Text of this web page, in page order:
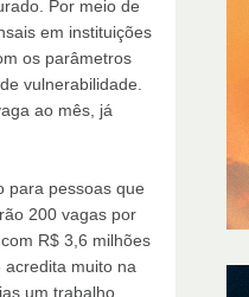
Por meio de
em instituições
os parâmetros
vulnerabilidade.
ao mês, já
para pessoas que
200 vagas por
R$ 3,6 milhões
muito na
um trabalho